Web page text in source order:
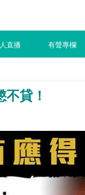
直播 有聲專欄
不貸！